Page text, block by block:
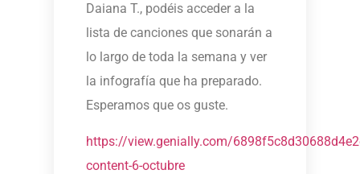
Daiana T., podéis acceder a la
lista de canciones que sonarán a
lo largo de toda la semana y ver
la infografía que ha preparado.
Esperamos que os guste.
https://view.genially.com/
content-6-octubre